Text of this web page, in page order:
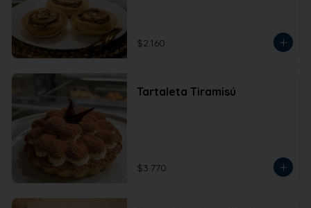
$2.160
Tartaleta Tiramisú
$3.770